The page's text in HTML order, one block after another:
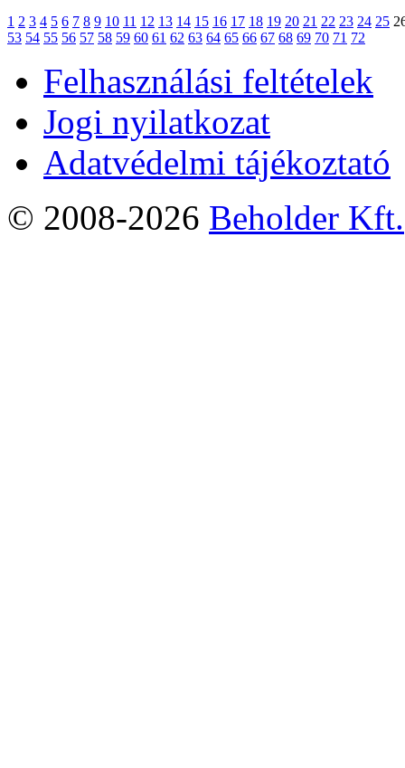
1 2 3 4 5 6 7 8 9 10 11 12 13 14 15 16 17 18 19 20 21 22 23 24 25
53 54 55 56 57 58 59 60 61 62 63 64 65 66 67 68 69 70 71 72
Felhasználási feltételek
Jogi nyilatkozat
Adatvédelmi tájékoztató
© 2008-2026 Beholder Kft.